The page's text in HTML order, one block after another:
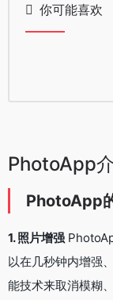
你可能喜欢
PhotoApp
PhotoApp
1. 照片增强
以在几秒钟内增强
能技术来取消模糊